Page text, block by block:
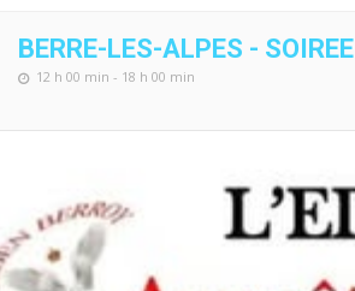
BERRE-LES-ALPES -
12 h 00 min - 18 h 00 min